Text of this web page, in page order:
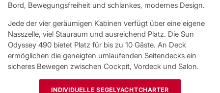
Bord, Bewegungsfreiheit und schlankes, modernes Design.
Jede der vier geräumigen Kabinen verfügt über eine eigene
Nasszelle, viel Stauraum und ausreichend Platz. Die Sun
Odyssey 490 bietet Platz für bis zu 10 Gäste. An Deck
ermöglichen die geneigten umlaufenden Seitendecks ein
sicheres Bewegen zwischen Cockpit, Vordeck und Salon.
INDIVIDUELLE SEGELYACHTCHARTER